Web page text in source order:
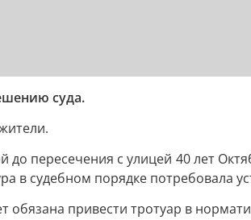
суда.
до пересечения с улицей 40 лет
в судебном порядке потребовала
обязана привести тротуар в